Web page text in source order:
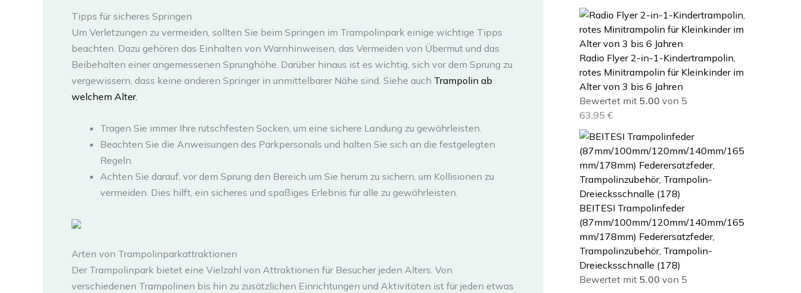
Tipps für sicheres Springen
Um Verletzungen zu vermeiden, sollten Sie beim Springen im Trampolinpark einige wichtige Tipps
beachten. Dazu gehören das Einhalten von Warnhinweisen, das Vermeiden von Übermut und das
Beibehalten einer angemessenen Sprunghöhe. Darüber hinaus ist es wichtig, sich vor dem Sprung zu
vergewissern, dass keine anderen Springer in unmittelbarer Nähe sind. Siehe auch Trampolin ab
welchem Alter.
Tragen Sie immer Ihre rutschfesten Socken, um eine sichere Landung zu gewährleisten.
Beachten Sie die Anweisungen des Parkpersonals und halten Sie sich an die festgelegten
Regeln.
Achten Sie darauf, vor dem Sprung den Bereich um Sie herum zu sichern, um Kollisionen zu
vermeiden. Dies hilft, ein sicheres und spaßiges Erlebnis für alle zu gewährleisten.
Arten von Trampolinparkattraktionen
Der Trampolinpark bietet eine Vielzahl von Attraktionen für Besucher jeden Alters. Von
verschiedenen Trampolinen bis hin zu zusätzlichen Einrichtungen und Aktivitäten ist für jeden etwas
Radio Flyer 2-in-1-Kindertrampolin,
rotes Minitrampolin für Kleinkinder im
Alter von 3 bis 6 Jahren
Bewertet mit 5.00 von 5
63,95 €
BEITESI Trampolinfeder
(87mm/100mm/120mm/140mm/165
mm/178mm) Federersatzfeder,
Trampolinzubehör, Trampolin-
Dreiecksschnalle (178)
Bewertet mit 5.00 von 5